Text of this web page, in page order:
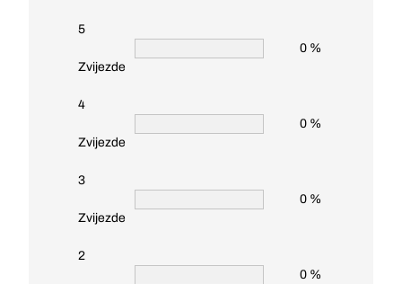
5
Zvijezde
0 %
4
Zvijezde
0 %
3
Zvijezde
0 %
2
0 %